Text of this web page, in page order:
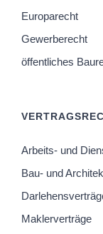
Europarecht
Gewerberecht
öffentliches
Arbeits- und
Bau- und
Maklerverträge